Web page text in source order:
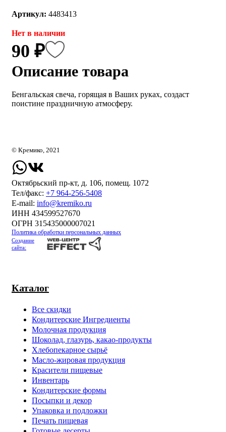
Артикул: 4483413
Нет в наличии
90 ₽
Описание товара
Бенгальская свеча, горящая в Ваших руках, создаст
поистине праздничную атмосферу.
Каталог
Все скидки
Кондитерские Ингредиенты
Молочная продукция
Шоколад, глазурь, какао-продукты
Хлебопекарное сырьё
Масло-жировая продукция
Красители пищевые
Инвентарь
Кондитерские формы
Посыпки и декор
Упаковка и подложки
Печать пищевая
© Кремико, 2021
Октябрьский пр-кт, д. 106, помещ. 1072
Тел/факс: +7 964-256-5408
Е-mail: info@kremiko.ru
ИНН 434599527670
ОГРН 315435000007021
Политика обработки персональных данных
Создание
сайта: